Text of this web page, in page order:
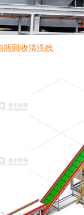
瓶回收清洗线